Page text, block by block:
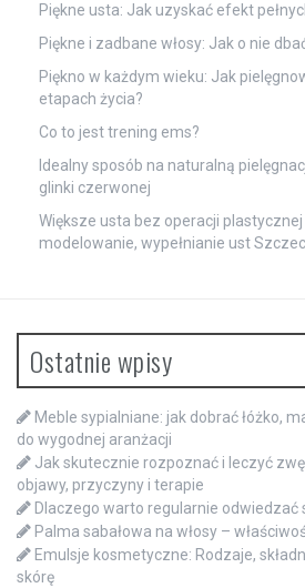
Piękne usta: Jak uzyskać efekt
Piękne i zadbane włosy: Jak o nie
Piękno w każdym wieku: Jak
etapach życia?
Co to jest trening ems?
Idealny sposób na naturalną
glinki czerwonej
Większe usta bez operacji
modelowanie, wypełnianie ust
Ostatnie wpisy
Meble sypialniane: jak dobrać łóżko,
do wygodnej aranżacji
Jak skutecznie rozpoznać i leczyć
objawy, przyczyny i terapie
Dlaczego warto regularnie odwiedzać
Palma sabałowa na włosy –
Emulsje kosmetyczne: Rodzaje,
skórę